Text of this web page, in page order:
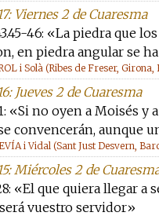
Viernes 2 de Cuaresma
46: «La piedra que
en piedra angular se
i Solà (Ribes de Freser, Girona,
Jueves 2 de Cuaresma
«Si no oyen a Moisés y
convencerán, aunque
i Vidal (Sant Just Desvern,
Miércoles 2 de
«El que quiera llegar a
vuestro servidor»